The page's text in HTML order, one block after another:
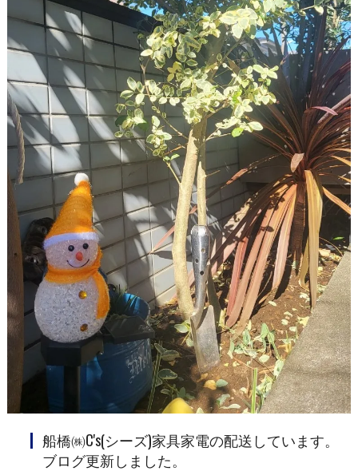
船橋㈱C's(シーズ)家具家電の配送しています。
ブログ更新しました。